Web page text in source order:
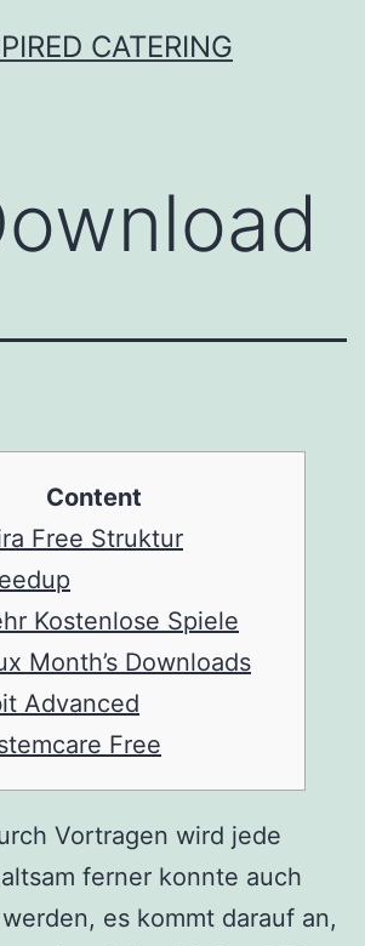
CATERING
Content
Free Struktur
Kostenlose Spiele
Month’s Downloads
Advanced
Free
Vortragen wird jede
ferner konnte auch
es kommt darauf an,